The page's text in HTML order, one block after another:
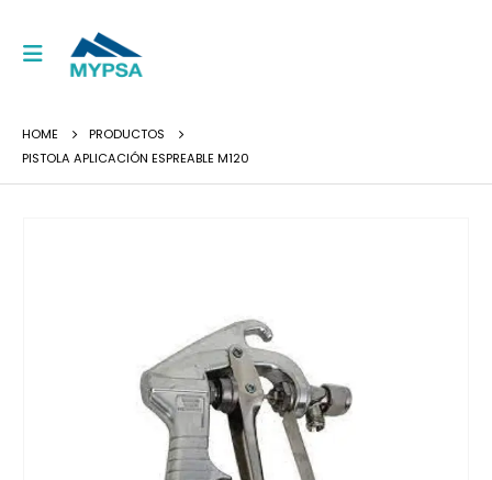
HOME
PRODUCTOS
PISTOLA APLICACIÓN ESPREABLE M120